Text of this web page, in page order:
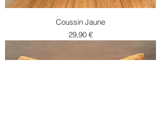
Coussin Jaune
Prix
29,90 €